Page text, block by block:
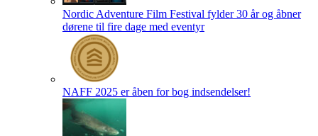
Nordic Adventure Film Festival fylder 30 år og åbner
dørene til fire dage med eventyr
NAFF 2025 er åben for bog indsendelser!